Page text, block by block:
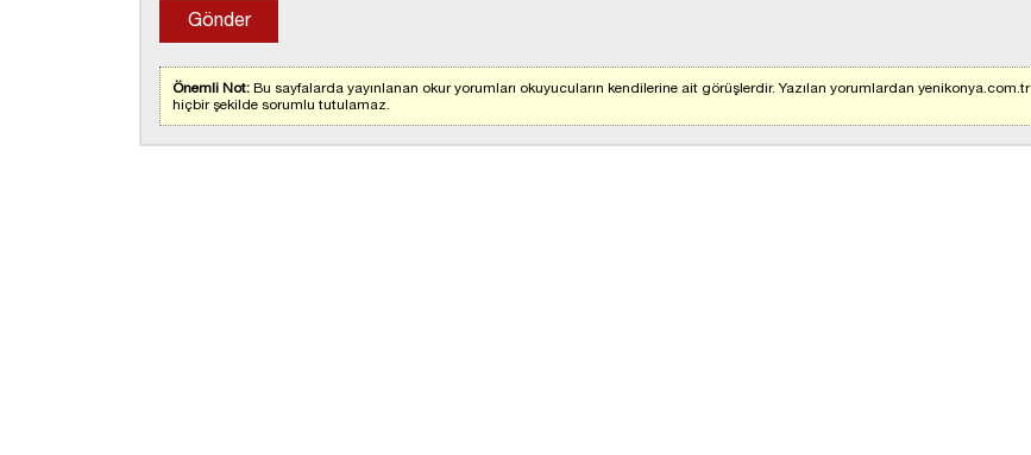
Önemli Not: Bu sayfalarda yayınlanan okur yorumları okuyucuların kendilerine ait görüşlerdir. Yazılan yorumlardan yenikonya.com.tr
hiçbir şekilde sorumlu tutulamaz.